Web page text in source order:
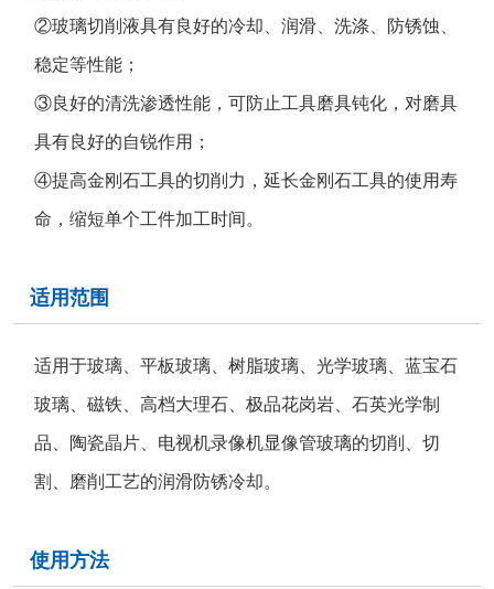
②玻璃切削液具有良好的冷却、润滑、洗涤、防锈蚀、
稳定等性能；
③良好的清洗渗透性能，可防止工具磨具钝化，对磨具
具有良好的自锐作用；
④提高金刚石工具的切削力，延长金刚石工具的使用寿
命，缩短单个工件加工时间。
适用范围
适用于玻璃、平板玻璃、树脂玻璃、光学玻璃、蓝宝石
玻璃、磁铁、高档大理石、极品花岗岩、石英光学制
品、陶瓷晶片、电视机录像机显像管玻璃的切削、切
割、磨削工艺的润滑防锈冷却。
使用方法